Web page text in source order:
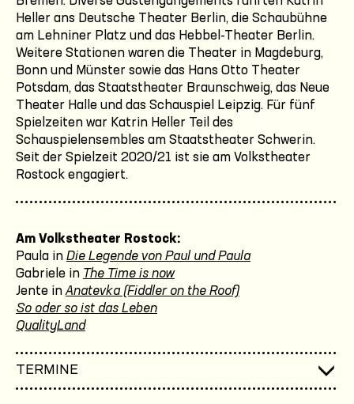
Heller ans Deutsche Theater Berlin, die Schaubühne
am Lehniner Platz und das Hebbel-Theater Berlin.
Weitere Stationen waren die Theater in Magdeburg,
Bonn und Münster sowie das Hans Otto Theater
Potsdam, das Staatstheater Braunschweig, das Neue
Theater Halle und das Schauspiel Leipzig. Für fünf
Spielzeiten war Katrin Heller Teil des
Schauspielensembles am Staatstheater Schwerin.
Seit der Spielzeit 2020/21 ist sie am Volkstheater
Rostock engagiert.
Am Volkstheater Rostock:
Paula in Die Legende von Paul und Paula
Gabriele in The Time is now
Jente in Anatevka (Fiddler on the Roof)
So oder so ist das Leben
QualityLand
TERMINE